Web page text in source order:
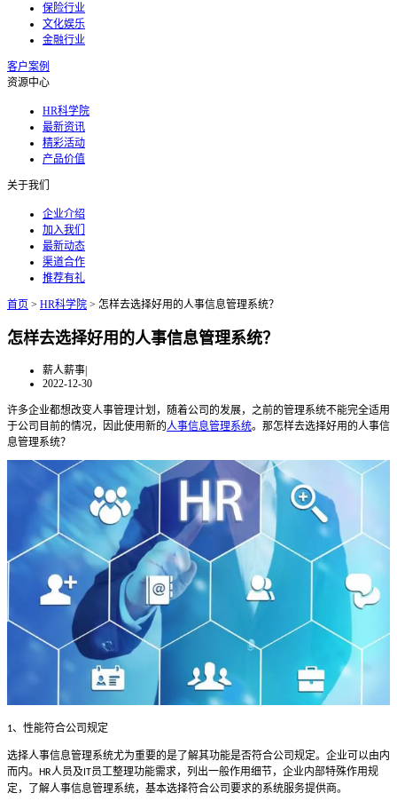
保险行业
文化娱乐
金融行业
客户案例
资源中心
HR科学院
最新资讯
精彩活动
产品价值
关于我们
企业介绍
加入我们
最新动态
渠道合作
推荐有礼
首页 > HR科学院 > 怎样去选择好用的人事信息管理系统？
怎样去选择好用的人事信息管理系统？
薪人薪事|
2022-12-30
许多企业都想改变人事管理计划，随着公司的发展，之前的管理系统不能完全适用
于公司目前的情况，因此使用新的人事信息管理系统。那怎样去选择好用的人事信
息管理系统？
1、性能符合公司规定
选择人事信息管理系统尤为重要的是了解其功能是否符合公司规定。企业可以由内
而内。
HR人员及 IT员工整理功能需求，列出一般作用细节，企业内部特殊作用规
定，了解人事信息管理系统，基本选择符合公司要求的系统服务提供商。